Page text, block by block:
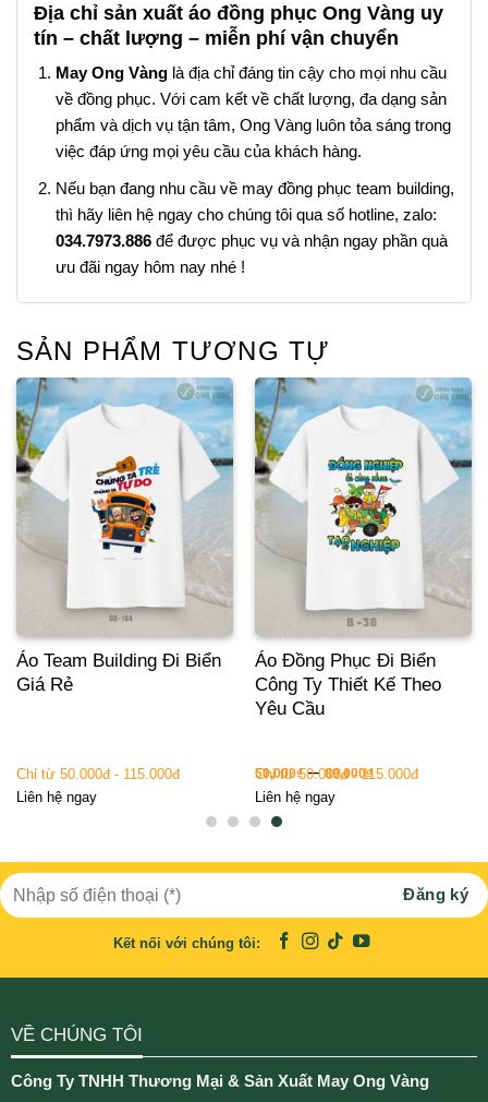
Địa chỉ sản xuất áo đồng phục Ong Vàng uy
tín – chất lượng – miễn phí vận chuyển
May Ong Vànglà địa chỉ đáng tin cậy cho mọi nhu cầu
về đồng phục. Với cam kết về chất lượng, đa dạng sản
phẩm và dịch vụ tận tâm, Ong Vàng luôn tỏa sáng trong
việc đáp ứng mọi yêu cầu của khách hàng.
Nếu bạn đang nhu cầu về may đồng phục team building,
thì hãy liên hệ ngay cho chúng tôi qua số hotline, zalo:
034.7973.886để được phục vụ và nhận ngay phần quà
ưu đãi ngay hôm nay nhé !
SẢN PHẨM TƯƠNG TỰ
Áo Đồng Phục Đi Biển
Công Ty Thiết Kế Theo
Yêu Cầu
50,000₫–89,000₫
Chỉ từ 50.000đ - 115.000đ
Liên hệ ngay
Áo Team Building Đi Biển
Giá Rẻ
Chỉ từ 50.000đ - 115.000đ
Liên hệ ngay
Kết nối với chúng tôi:
VỀ CHÚNG TÔI
Công Ty TNHH Thương Mại & Sản Xuất May Ong Vàng